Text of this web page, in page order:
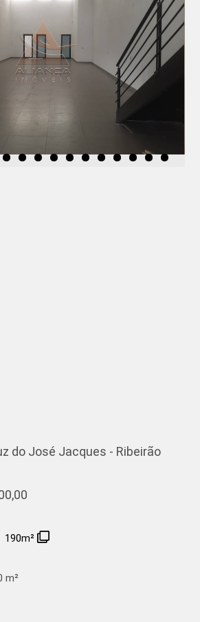
do José Jacques - Ribeirão
190m²
m²